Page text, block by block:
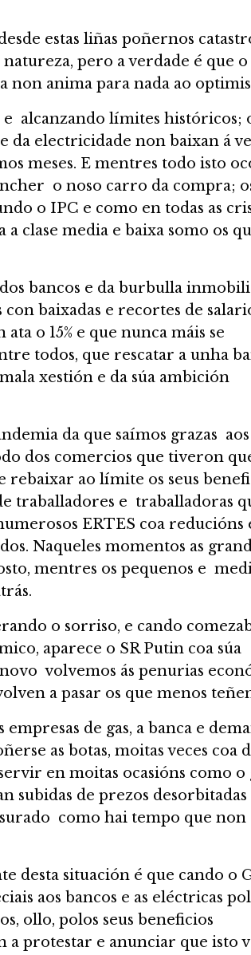
estas liñas poñernos
pero a verdade é que o
non anima para nada ao
alcanzando límites históricos;
da electricidade non baixan á
meses. E mentres todo isto
o noso carro da compra;
o IPC e como en todas as
a clase media e baixa somo os
bancos e da burbulla
baixadas e recortes de
o 15% e que nunca máis se
todos, que rescatar a unha
xestión e da súa ambición
da que saímos grazas
dos comercios que tiveron
rebaixar ao límite os seus
traballadores e traballadoras
ERTES coa reducións
Naqueles momentos as
mentres os pequenos e
o sorriso, e cando
aparece o SR Putin coa súa
volvemos ás penurias
a pasar os que menos
de gas, a banca e
as botas, moitas veces coa
en moitas ocasións como o
subidas de prezos desorbitadas
como hai tempo que non
desta situación é que cando o
aos bancos e as eléctricas
ollo, polos seus beneficios
a protestar e anunciar que isto